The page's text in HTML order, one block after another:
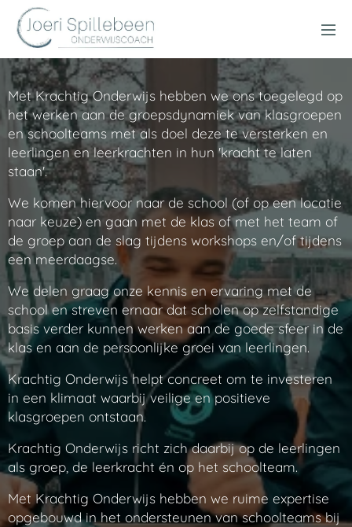
Met Krachtig Onderwijs hebben we ons toegelegd op
het werken aan de groepsdynamiek van klasgroepen
en schoolteams met als doel deze te versterken en
leerlingen en leerkrachten in hun 'kracht te laten
staan'.
We komen hiervoor naar de school (of op een locatie
naar keuze) en gaan met de klas of met het team of
de groep aan de slag tijdens workshops en/of tijdens
een meerdaagse.
We delen graag onze kennis en ervaring met de
school en streven ernaar dat scholen op zelfstandige
basis verder kunnen werken aan de goede sfeer in de
klas en aan de persoonlijke groei van leerlingen.
Krachtig Onderwijs helpt concreet om te investeren
in een klimaat waarbij veilige en positieve
klasgroepen ontstaan.
Krachtig Onderwijs richt zich daarbij op de leerlingen
als groep, de leerkracht én op het schoolteam.
Met Krachtig Onderwijs hebben we ruime expertise
opgebouwd in het ondersteunen van schoolteams bij